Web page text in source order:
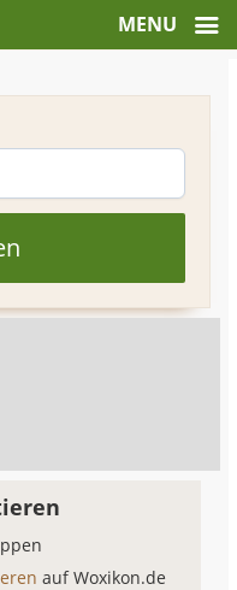
auf Woxikon.de